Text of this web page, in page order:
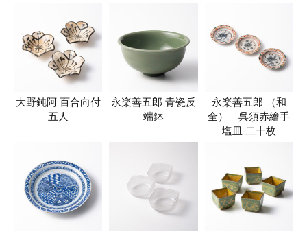
大野鈍阿 百合向付
五人
永楽善五郎 青瓷反
端鉢
永楽善五郎 （和
全） 呉須赤繪手
塩皿 二十枚